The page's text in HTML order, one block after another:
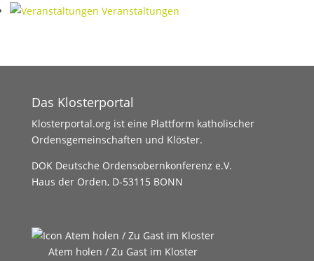
Veranstaltungen
Das Klosterportal
Klosterportal.org ist eine Plattform katholischer
Ordensgemeinschaften und Klöster.
DOK Deutsche Ordensobernkonferenz e.V.
Haus der Orden, D-53115 BONN
Atem holen / Zu Gast im Kloster